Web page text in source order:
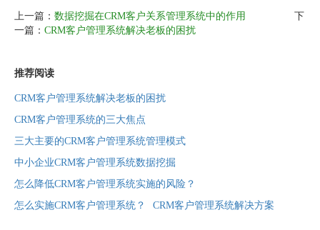
上一篇： 数据挖掘在CRM客户关系管理系统中的作用
下
一篇： CRM客户管理系统解决老板的困扰
推荐阅读
CRM客户管理系统解决老板的困扰
CRM客户管理系统的三大焦点
三大主要的CRM客户管理系统管理模式
中小企业CRM客户管理系统数据挖掘
怎么降低CRM客户管理系统实施的风险？
怎么实施CRM客户管理系统？
CRM客户管理系统解决方案